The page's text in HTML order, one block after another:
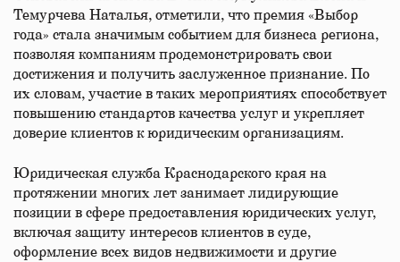
Темурчева Наталья, отметили, что премия «Выбор
года» стала значимым событием для бизнеса региона,
позволяя компаниям продемонстрировать свои
достижения и получить заслуженное признание. По
их словам, участие в таких мероприятиях способствует
повышению стандартов качества услуг и укрепляет
доверие клиентов к юридическим организациям.
Юридическая служба Краснодарского края на
протяжении многих лет занимает лидирующие
позиции в сфере предоставления юридических услуг,
включая защиту интересов клиентов в суде,
оформление всех видов недвижимости и другие